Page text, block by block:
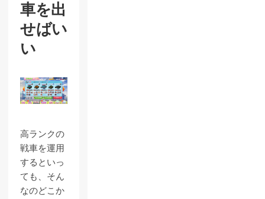
車を出
せばい
い
高ランクの
戦車を運用
するといっ
ても、そん
なのどこか